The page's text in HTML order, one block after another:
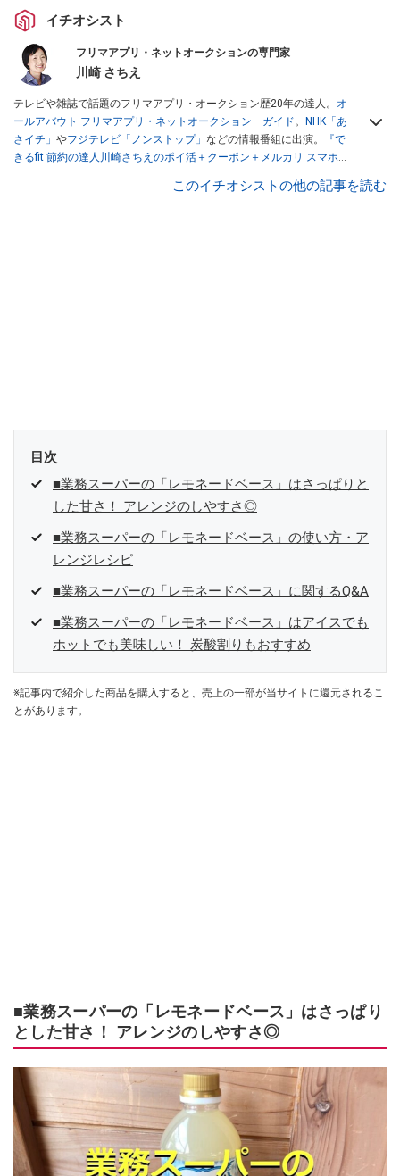
イチオシスト
フリマアプリ・ネットオークションの専門家
川崎 さちえ
テレビや雑誌で話題のフリマアプリ・オークション歴20年の達人。 オ
ールアバウト フリマアプリ・ネットオークション ガイド。
NHK「あ
さイチ」 やフジテレビ「ノンストップ」 などの情報番組に出演。
『で
きるfit 節約の達人川崎さちえのポイ活＋クーポン＋メルカリ スマホで
スマホ1つでスキマ時間に効率的に稼ぐ！』（翔泳社刊） ほか著書多
このイチオシストの他の記事を読む
目次
■業務スーパーの「レモネードベース」はさっぱりと
した甘さ！ アレンジのしやすさ◎
■業務スーパーの「レモネードベース」の使い方・ア
レンジレシピ
■業務スーパーの「レモネードベース」に関するQ&A
■業務スーパーの「レモネードベース」はアイスでも
ホットでも美味しい！ 炭酸割りもおすすめ
※記事内で紹介した商品を購入すると、売上の一部が当サイトに還元されるこ
とがあります。
■業務スーパーの「レモネードベース」はさっぱり
とした甘さ！ アレンジのしやすさ◎